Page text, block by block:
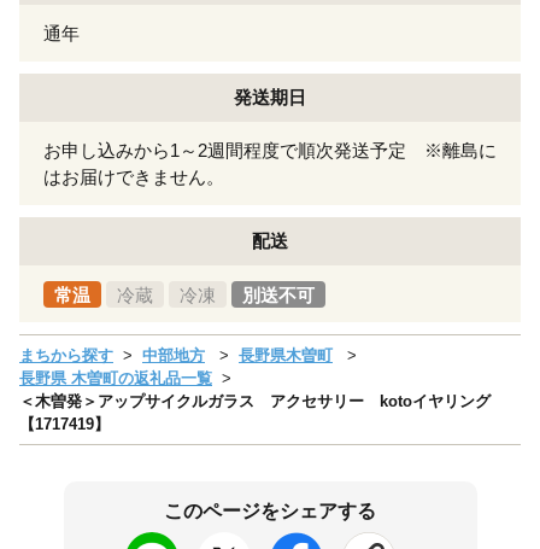
通年
発送期日
お申し込みから1～2週間程度で順次発送予定 ※離島に
はお届けできません。
配送
常温 冷蔵 冷凍 別送不可
まちから探す 中部地方
長野県木曽町
長野県 木曽町の返礼品一覧
＜木曽発＞アップサイクルガラス アクセサリー kotoイヤリング
【1717419】
このページをシェアする